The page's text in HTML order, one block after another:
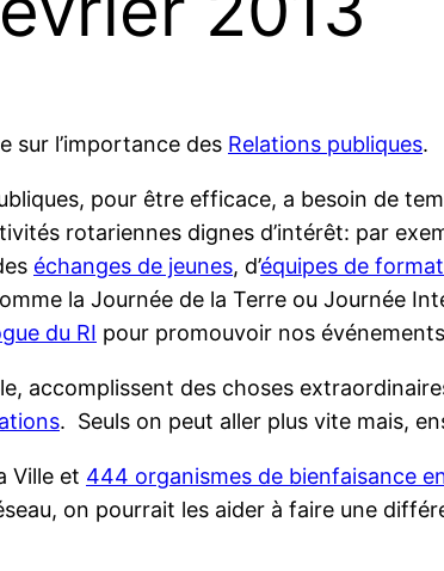
sur l’importance des Relations publiques.
pour être efficace, a besoin de
rotariennes dignes d’intérêt: par
échanges de jeunes, d’équipes de
la Journée de la Terre ou Journée
du RI pour promouvoir nos
accomplissent des choses
. Seuls on peut aller plus vite mais,
Ville et 444 organismes de bienfaisance
on pourrait les aider à faire une